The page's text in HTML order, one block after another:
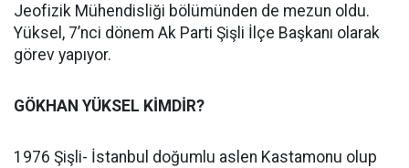
Jeofizik Mühendisliği bölümünden de mezun oldu.
Yüksel, 7’nci dönem Ak Parti Şişli İlçe Başkanı olarak
görev yapıyor.
GÖKHAN YÜKSEL KİMDİR?
1976 Şişli- İstanbul doğumlu aslen Kastamonu olup